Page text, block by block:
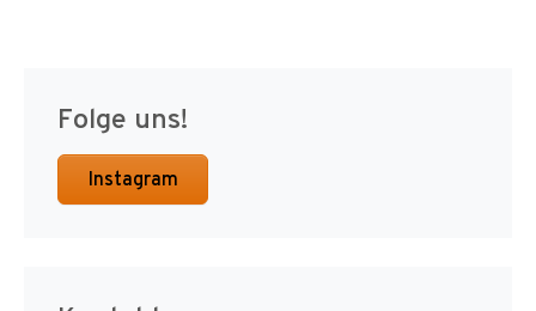
Folge uns!
Instagram